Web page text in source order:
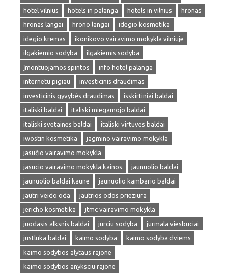
hotel vilnius
hotels in palanga hotels in vilnius
hronas
hronas langai
hrono langai
idegio kosmetika
idegio kremas
ikonikovo vairavimo mokykla vilniuje
ilgakiemio sodyba
ilgakiemis sodyba
įmontuojamos spintos
info hotel palanga
internetu pigiau
investicinis draudimas
investicinis gyvybės draudimas
isskirtiniai baldai
italiski baldai
italiski miegamojo baldai
italiski svetaines baldai
italiski virtuves baldai
iwostin kosmetika
jagmino vairavimo mokykla
jasučio vairavimo mokykla
jasucio vairavimo mokykla kainos
jaunuolio baldai
jaunuolio baldai kaune
jaunuolio kambario baldai
jautri veido oda
jautrios odos prieziura
jericho kosmetika
jtmc vairavimo mokykla
juodasis alksnis baldai
jurciu sodyba
jurmala viesbuciai
justluka baldai
kaimo sodyba
kaimo sodyba dviems
kaimo sodybos alytaus rajone
kaimo sodybos anyksciu rajone